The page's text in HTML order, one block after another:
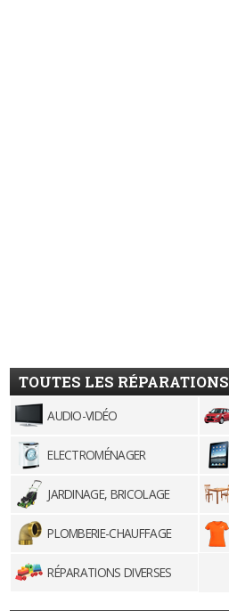
TOUTES LES RÉPARATIONS
AUDIO-VIDÉO
ELECTROMÉNAGER
JARDINAGE, BRICOLAGE
PLOMBERIE-CHAUFFAGE
RÉPARATIONS DIVERSES